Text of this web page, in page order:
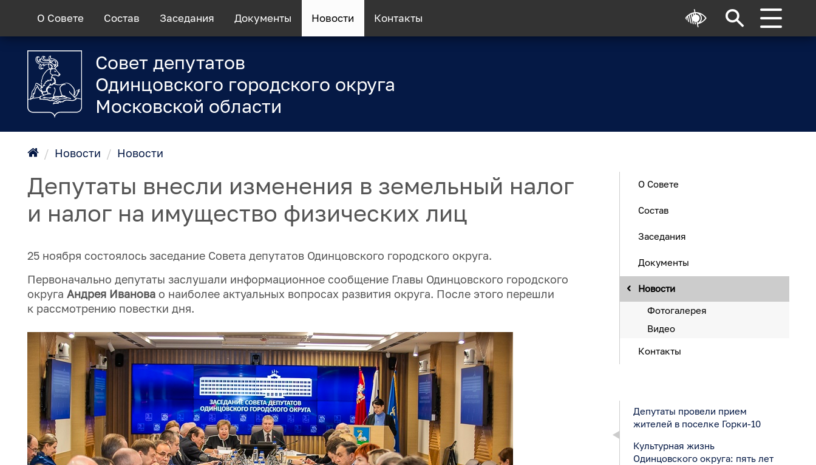
О Совете Состав Заседания Документы Новости Контакты
Совет депутатов
Одинцовского городского округа
Московской области
/ Новости / Новости
Депутаты внесли изменения в земельный налог
и налог на имущество физических лиц
25 ноября состоялось заседание Совета депутатов Одинцовского городского округа.
Первоначально депутаты заслушали информационное сообщение Главы Одинцовского городского
округа Андрея Ивановао наиболее актуальных вопросах развития округа. После этого перешли
к рассмотрению повестки дня.
О Совете
Состав
Заседания
Документы
Новости
Фотогалерея
Видео
Контакты
Депутаты провели прием
жителей в поселке Горки-10
Культурная жизнь
Одинцовского округа: пять лет